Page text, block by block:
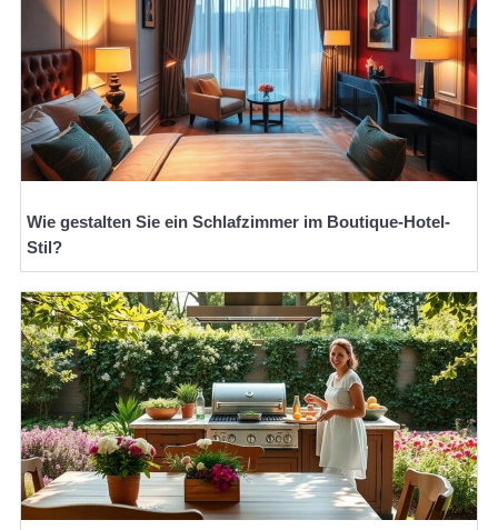
Wie gestalten Sie ein Schlafzimmer im Boutique-Hotel-
Stil?